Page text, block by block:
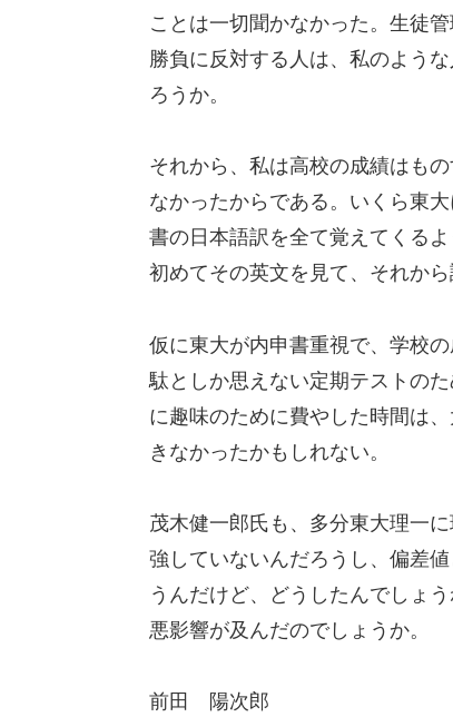
ことは一切聞かなかった。生徒
勝負に反対する人は、私のよう
ろうか。
それから、私は高校の成績はも
なかったからである。いくら東
書の日本語訳を全て覚えてくる
初めてその英文を見て、それか
仮に東大が内申書重視で、学校
駄としか思えない定期テストの
に趣味のために費やした時間は
きなかったかもしれない。
茂木健一郎氏も、多分東大理一
強していないんだろうし、偏差
うんだけど、どうしたんでしょ
悪影響が及んだのでしょうか。
前田 陽次郎